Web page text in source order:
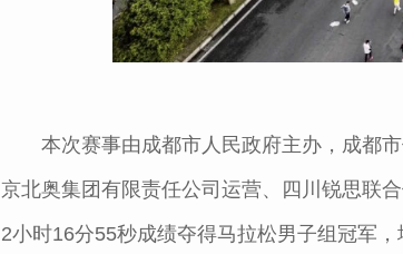
本次赛事由成都市人民政府主办，成都
京北奥集团有限责任公司运营、四川锐思联
2小时16分55秒成绩夺得马拉松男子组冠军